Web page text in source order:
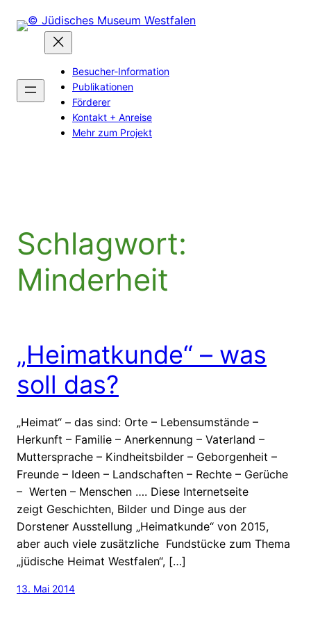
Inhalt
Besucher-Information
Publikationen
Förderer
Kontakt + Anreise
Mehr zum Projekt
Schlagwort:
Minderheit
„Heimatkunde“ – was
soll das?
„Heimat“ – das sind: Orte – Lebensumstände –
Herkunft – Familie – Anerkennung – Vaterland –
Muttersprache – Kindheitsbilder – Geborgenheit –
Freunde – Ideen – Landschaften – Rechte – Gerüche
– Werten – Menschen …. Diese Internetseite
zeigt Geschichten, Bilder und Dinge aus der
Dorstener Ausstellung „Heimatkunde“ von 2015,
aber auch viele zusätzliche Fundstücke zum Thema
„jüdische Heimat Westfalen“, […]
13. Mai 2014